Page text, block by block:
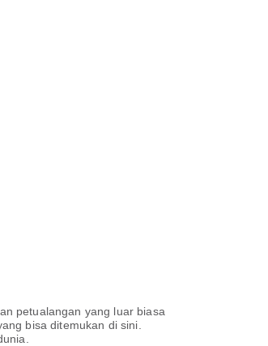
petualangan yang luar biasa
bisa ditemukan di sini.